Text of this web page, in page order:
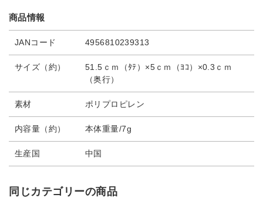
商品情報
JANコード 4956810239313
サイズ（約）
51.5ｃｍ（ﾀﾃ）×5ｃｍ（ﾖｺ）×0.3ｃｍ
（奥行）
素材 ポリプロピレン
内容量（約） 本体重量/7g
生産国 中国
同じカテゴリーの商品